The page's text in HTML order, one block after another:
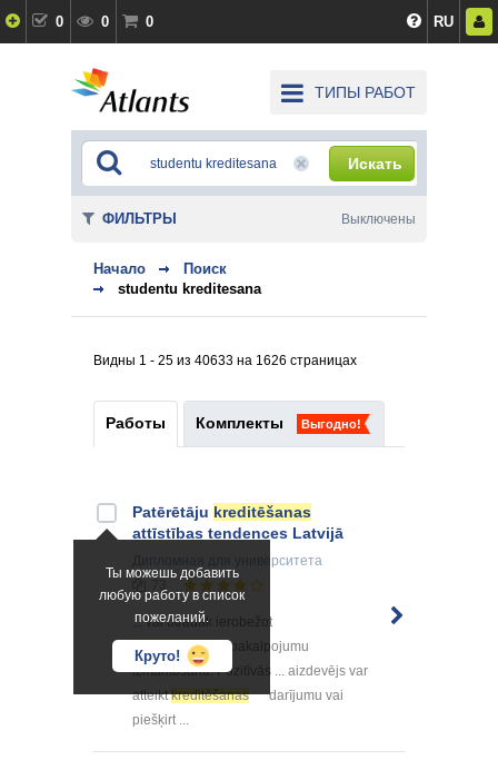
0 0 0 RU
ТИПЫ РАБОТ
Искать
Начало
Поиск
studentu kreditesana
Видны 1 - 25 из 40633 на 1626 страницах
Работы Комплекты Выгодно!
Ты можешь добавить
любую работу в список
пожеланий.
Круто!
Patērētāju kreditēšanas
attīstības tendences Latvijā
для университета
... vai otrādāk ierobežot
kreditēšanas
pakalpojumu
izmantošanu. Pozitīvās ... aizdevējs var
atteiktkreditēšanas
darījumu vai
piešķirt ...
ФИЛЬТРЫ Выключены